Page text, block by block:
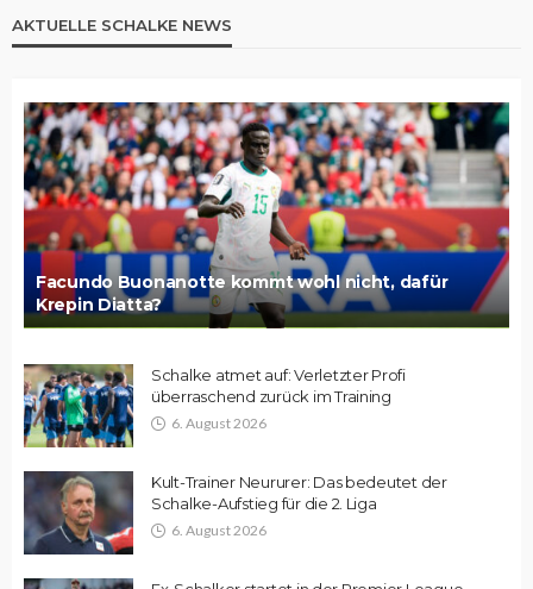
AKTUELLE SCHALKE NEWS
Facundo Buonanotte kommt wohl nicht, dafür
Krepin Diatta?
Schalke atmet auf: Verletzter Profi
überraschend zurück im Training
6. August 2026
Kult-Trainer Neururer: Das bedeutet der
Schalke-Aufstieg für die 2. Liga
6. August 2026